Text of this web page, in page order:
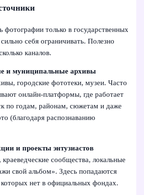
фотографии только в государственных
себя ограничивать. Полезно
каналов.
и муниципальные архивы
городские фототеки, музеи. Часто
онлайн‑платформы, где работает
по годам, районам, сюжетам и даже
(благодаря распознаванию
и проекты энтузиастов
сообщества, локальные
свой альбом». Здесь попадаются
нет в официальных фондах.